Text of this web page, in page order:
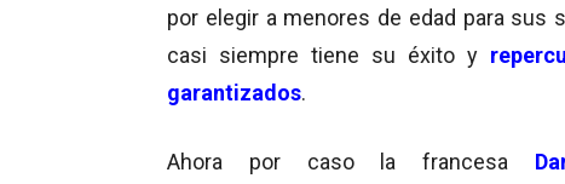
por elegir a menores de edad para sus
casi siempre tiene su éxito y
garantizados.
Ahora por caso la francesa